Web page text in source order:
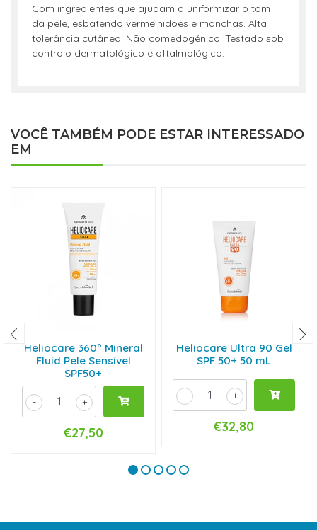
Com ingredientes que ajudam a uniformizar o tom
da pele, esbatendo vermelhidões e manchas. Alta
tolerância cutânea. Não comedogénico. Testado sob
controlo dermatológico e oftalmológico.
VOCÊ TAMBÉM PODE ESTAR INTERESSADO
EM
Heliocare 360º Mineral
Fluid Pele Sensível
SPF50+
+
-
€27,50
Heliocare Ultra 90 Gel
SPF 50+ 50 mL
+
-
€32,80